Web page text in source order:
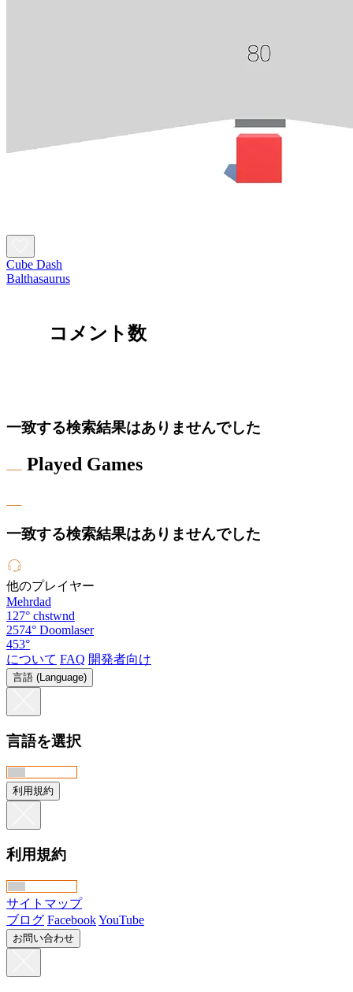
Cube Dash
Balthasaurus
コメント数
一致する検索結果はありませんでした
Played Games
一致する検索結果はありませんでした
他のプレイヤー
Mehrdad
127° chstwnd
2574° Doomlaser
453°
について FAQ 開発者向け
言語 (Language)
言語を選択
利用規約
利用規約
サイトマップ
ブログ FacebookYouTube
お問い合わせ